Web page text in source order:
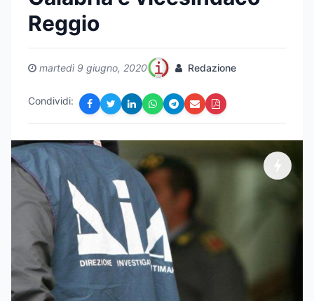
Reggio
martedì 9 giugno, 2020 Redazione
Condividi: